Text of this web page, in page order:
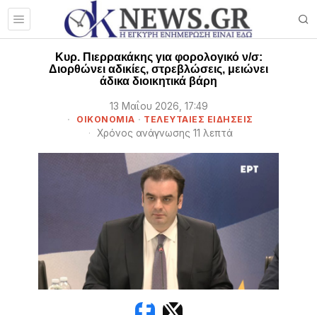
Κυρ. Πιερρακάκης για φορολογικό ν/σ:
Διορθώνει αδικίες, στρεβλώσεις, μειώνει
άδικα διοικητικά βάρη
13 Μαΐου 2026, 17:49
ΟΙΚΟΝΟΜΙΑ · ΤΕΛΕΥΤΑΙΕΣ ΕΙΔΗΣΕΙΣ
Χρόνος ανάγνωσης 11 λεπτά